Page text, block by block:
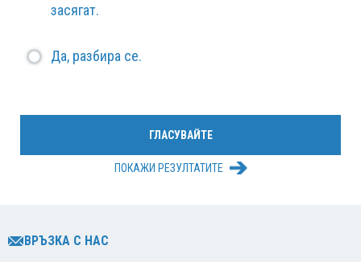
засягат.
Да, разбира се.
ПОКАЖИ РЕЗУЛТАТИТЕ
ВРЪЗКА С НАС